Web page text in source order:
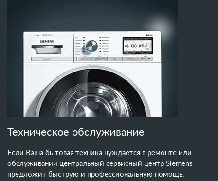
Техническое обслуживание
Если Ваша бытовая техника нуждается в ремонте или
обслуживании центральный сервисный центр Siemens
предложит быструю и профессиональную помощь.